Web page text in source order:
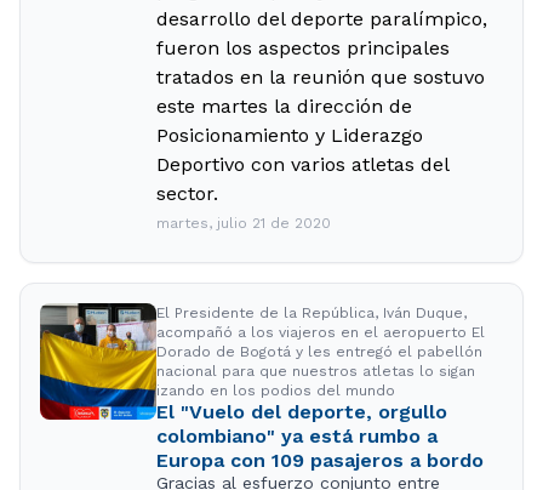
desarrollo del deporte paralímpico,
fueron los aspectos principales
tratados en la reunión que sostuvo
este martes la dirección de
Posicionamiento y Liderazgo
Deportivo con varios atletas del
sector.
martes, julio 21 de 2020
El Presidente de la República, Iván Duque,
acompañó a los viajeros en el aeropuerto El
Dorado de Bogotá y les entregó el pabellón
nacional para que nuestros atletas lo sigan
izando en los podios del mundo
El "Vuelo del deporte, orgullo
colombiano" ya está rumbo a
Europa con 109 pasajeros a bordo
Gracias al esfuerzo conjunto entre